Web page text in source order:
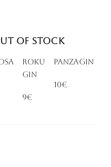
of stock
Roku
Gin
9€
PANZAGIN
10€